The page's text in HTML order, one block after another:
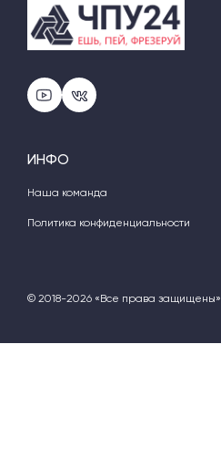
ИНФО
Наша команда
Политика конфиденциальности
© 2018-2026 «Все права защищены»